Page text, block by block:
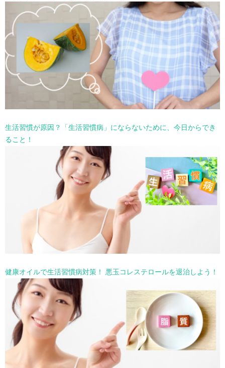
生活習慣が原因？「生活習慣病」にならないために、今日からでき
ること！
健康オイルで生活習慣病対策！ 悪玉コレステロールを退治しよう！